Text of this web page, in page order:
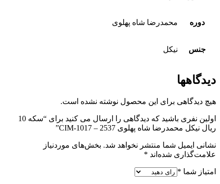
دوره محمدرضا شاه پهلوی
جنس نیکل
دیدگاهها
هیچ دیدگاهی برای این محصول نوشته نشده است.
اولین نفری باشید که دیدگاهی را ارسال می کنید برای “سکه 10
ریال نیکل محمدرضا شاه پهلوی 2537 – CIM-1017”
نشانی ایمیل شما منتشر نخواهد شد. بخش‌های موردنیاز
علامت‌گذاری شده‌اند *
امتیاز شما *